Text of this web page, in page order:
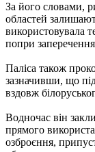
За його словами,
областей
використовувала
попри
Паліса також
зазначивши, що
вздовж
Водночас він
прямого
озброєння,